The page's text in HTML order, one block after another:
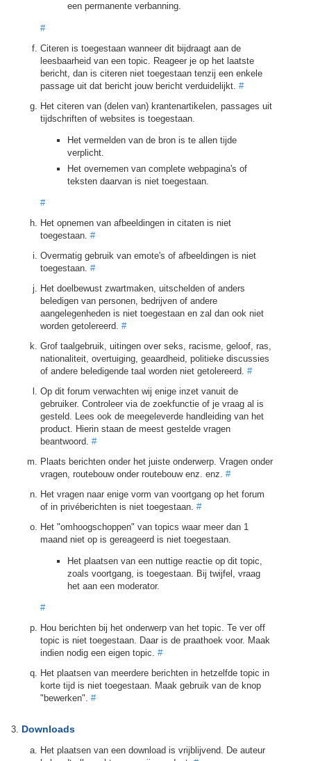
een permanente verbanning.
#
Citeren is toegestaan wanneer dit bijdraagt aan de
leesbaarheid van een topic. Reageer je op het laatste
bericht, dan is citeren niet toegestaan tenzij een enkele
passage uit dat bericht jouw bericht verduidelijkt. #
Het citeren van (delen van) krantenartikelen, passages uit
tijdschriften of websites is toegestaan.
Het vermelden van de bron is te allen tijde
verplicht.
Het overnemen van complete webpagina's of
teksten daarvan is niet toegestaan.
#
Het opnemen van afbeeldingen in citaten is niet
toegestaan. #
Overmatig gebruik van emote's of afbeeldingen is niet
toegestaan. #
Het doelbewust zwartmaken, uitschelden of anders
beledigen van personen, bedrijven of andere
aangelegenheden is niet toegestaan en zal dan ook niet
worden getolereerd. #
Grof taalgebruik, uitingen over seks, racisme, geloof, ras,
nationaliteit, overtuiging, geaardheid, politieke discussies
of andere beledigende taal worden niet getolereerd. #
Op dit forum verwachten wij enige inzet vanuit de
gebruiker. Controleer via de zoekfunctie of je vraag al is
gesteld. Lees ook de meegeleverde handleiding van het
product. Hierin staan de meest gestelde vragen
beantwoord. #
Plaats berichten onder het juiste onderwerp. Vragen onder
vragen, routebouw onder routebouw enz. enz. #
Het vragen naar enige vorm van voortgang op het forum
of in privéberichten is niet toegestaan. #
Het "omhoogschoppen" van topics waar meer dan 1
maand niet op is gereageerd is niet toegestaan.
Het plaatsen van een nuttige reactie op dit topic,
zoals voortgang, is toegestaan. Bij twijfel, vraag
het aan een moderator.
#
Hou berichten bij het onderwerp van het topic. Te ver off
topic is niet toegestaan. Daar is de praathoek voor. Maak
indien nodig een eigen topic. #
Het plaatsen van meerdere berichten in hetzelfde topic in
korte tijd is niet toegestaan. Maak gebruik van de knop
"bewerken". #
Downloads
Het plaatsen van een download is vrijblijvend. De auteur